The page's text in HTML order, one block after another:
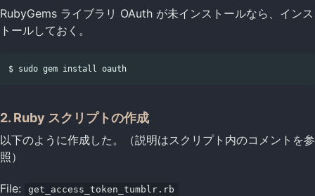
RubyGems ライブラリ OAuth が未インストールなら、インス
トールしておく。
2. Ruby スクリプトの作成
以下のように作成した。（説明はスクリプト内のコメントを参
照）
File: get_access_token_tumblr.rb